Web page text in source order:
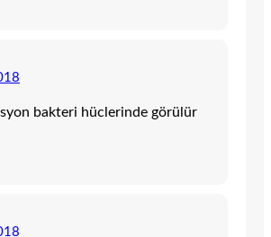
bakteri hüclerinde görülür